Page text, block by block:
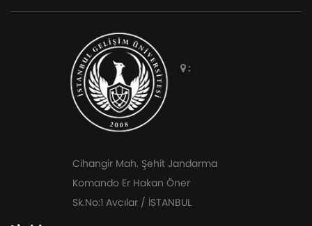
:
Cihangir Mah. Şehit Jandarma
Komando Er Hakan Öner
Sk.No:1 Avcılar / İSTANBUL